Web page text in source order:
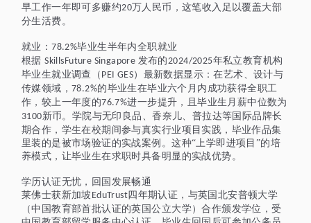
早工作一年即可多赚约20万人民币，这笔收入足以覆盖大部
分生活费。
就业：78.2%毕业生半年内全职就业
根据 SkillsFuture Singapore 发布的2024/2025年私立教育机构
毕业生就业调查（ PEI GES）最新数据显示：在艺术、设计与
传媒领域，78.2%的毕业生在毕业六个月内成功获得全职工
作，较上一年度的76.7%进一步提升，且毕业生月薪中位数为
3100新币。学院与无印良品、香奈儿、普拉达等国际品牌长
期合作，学生在校期间参与真实行业项目实践，毕业作品集
里装的是被市场验证的实战案例。这种“上学即进项目”的培
养模式，让毕业生在求职时具备明显的实战优势。
学历认证无忧，回国发展畅通
莱佛士获新加坡 EduTrust四年期认证，与英国北安普顿大学
（中国教育部首批认证的英国公立大学）合作颁发学位，受